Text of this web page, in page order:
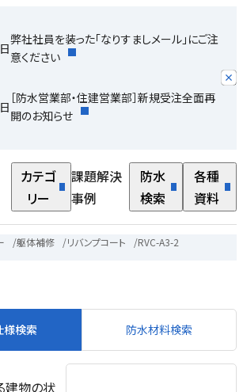
弊社社員を装った「なりすましメール」にご注
意ください
［防水営業部・住建営業部］新規受注全面再
開のお知らせ
カテゴ
リー
課題解決
事例
防水
検索
各種
資料
/躯体補修 /リバンプコート /RVC-A3-2
様検索 防水材料検索
建物の状